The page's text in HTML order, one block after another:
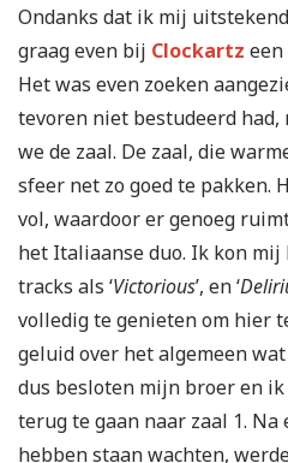
Ondanks dat ik mij
graag even bij Clockartz
Het was even zoeken
tevoren niet bestudeerd
we de zaal. De zaal, die
sfeer net zo goed te pakken.
vol, waardoor er genoeg
het Italiaanse duo. Ik kon
tracks als ‘Victorious’, en ‘
volledig te genieten om hier
geluid over het algemeen
dus besloten mijn broer en
terug te gaan naar zaal 1.
hebben staan wachten,